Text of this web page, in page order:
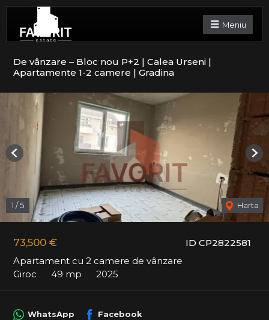
Meniu
De vânzare – Bloc nou P+2 | Calea Urseni |
Apartamente 1-2 camere | Gradina
ID CP2822581
73,500 €
Apartament cu 2 camere de vânzare
Giroc
49 mp 2025
1 /5 Harta
Previous
WhatsApp Facebook